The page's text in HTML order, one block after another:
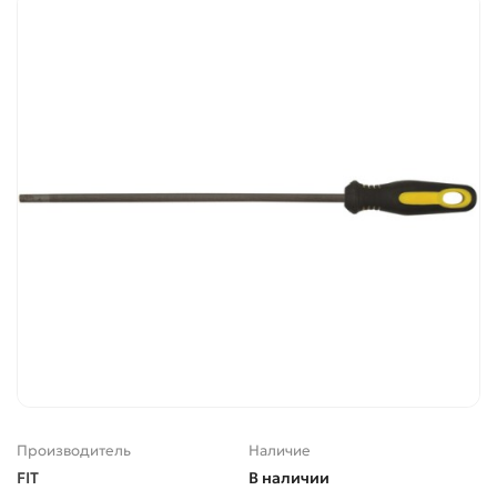
Производитель
FIT
Наличие
В наличии